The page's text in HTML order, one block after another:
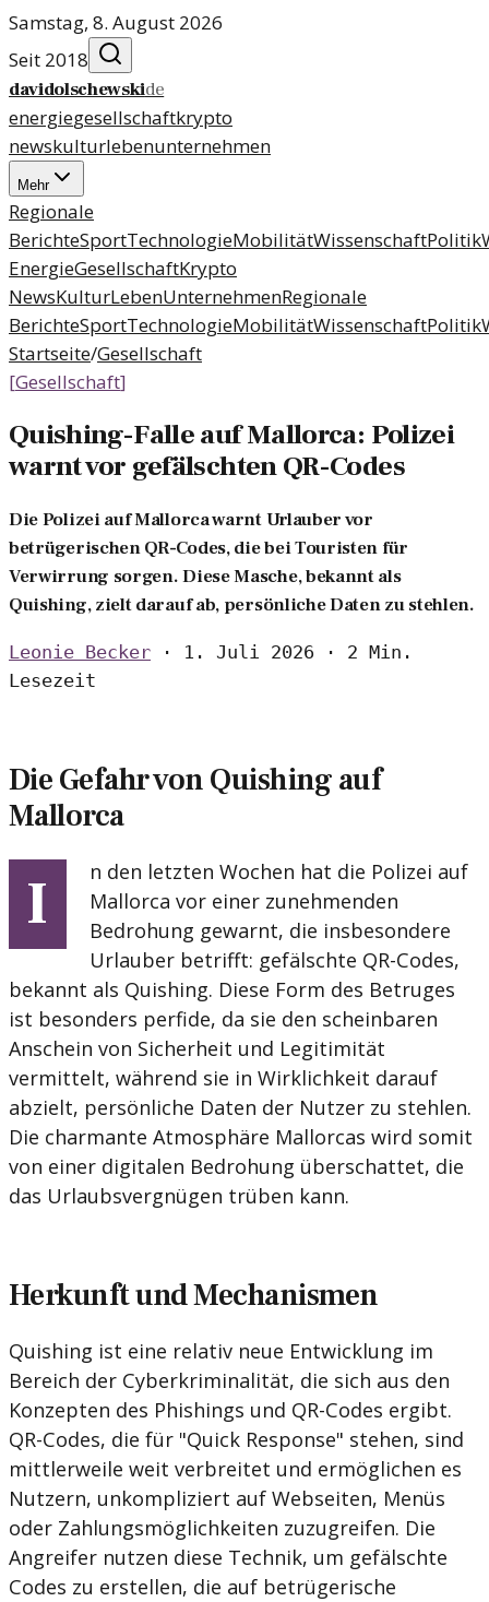
Samstag, 8. August 2026
Seit 2018
davidolschewskide
energiegesellschaftkrypto
newskulturlebenunternehmen
Mehr
Regionale
BerichteSportTechnologieMobilitätWissenschaftPolitik
EnergieGesellschaftKrypto
NewsKulturLebenUnternehmenRegionale
BerichteSportTechnologieMobilitätWissenschaftPolitik
Startseite/Gesellschaft
[Gesellschaft]
Quishing-Falle auf Mallorca: Polizei
warnt vor gefälschten QR-Codes
Die Polizei auf Mallorca warnt Urlauber vor
betrügerischen QR-Codes, die bei Touristen für
Verwirrung sorgen. Diese Masche, bekannt als
Quishing, zielt darauf ab, persönliche Daten zu stehlen.
Leonie Becker · 1. Juli 2026 · 2 Min.
Lesezeit
Die Gefahr von Quishing auf
Mallorca
I
n den letzten Wochen hat die Polizei auf
Mallorca vor einer zunehmenden
Bedrohung gewarnt, die insbesondere
Urlauber betrifft: gefälschte QR-Codes,
bekannt als Quishing. Diese Form des Betruges
ist besonders perfide, da sie den scheinbaren
Anschein von Sicherheit und Legitimität
vermittelt, während sie in Wirklichkeit darauf
abzielt, persönliche Daten der Nutzer zu stehlen.
Die charmante Atmosphäre Mallorcas wird somit
von einer digitalen Bedrohung überschattet, die
das Urlaubsvergnügen trüben kann.
Herkunft und Mechanismen
Quishing ist eine relativ neue Entwicklung im
Bereich der Cyberkriminalität, die sich aus den
Konzepten des Phishings und QR-Codes ergibt.
QR-Codes, die für "Quick Response" stehen, sind
mittlerweile weit verbreitet und ermöglichen es
Nutzern, unkompliziert auf Webseiten, Menüs
oder Zahlungsmöglichkeiten zuzugreifen. Die
Angreifer nutzen diese Technik, um gefälschte
Codes zu erstellen, die auf betrügerische